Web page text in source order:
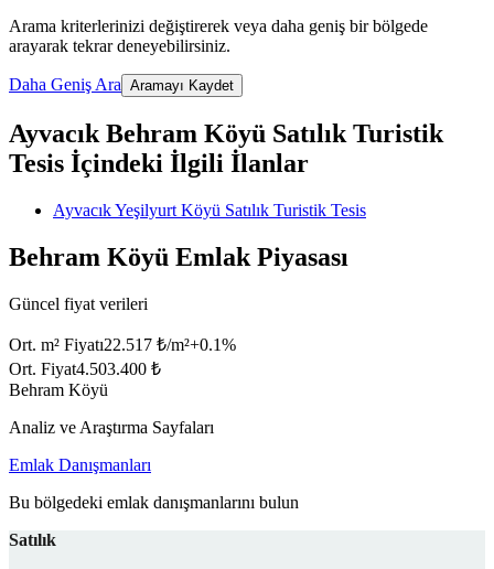
Arama kriterlerinizi değiştirerek veya daha geniş bir bölgede
arayarak tekrar deneyebilirsiniz.
Daha Geniş Ara Aramayı Kaydet
Ayvacık Behram Köyü Satılık Turistik
Tesis İçindeki İlgili İlanlar
Ayvacık Yeşilyurt Köyü Satılık Turistik Tesis
Behram Köyü Emlak Piyasası
Güncel fiyat verileri
Ort. m² Fiyatı22.517 ₺/m²+0.1%
Ort. Fiyat4.503.400 ₺
Behram Köyü
Analiz ve Araştırma Sayfaları
Emlak Danışmanları
Bu bölgedeki emlak danışmanlarını bulun
Satılık